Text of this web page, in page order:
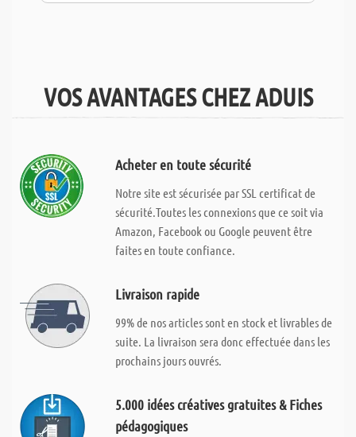
VOS AVANTAGES CHEZ ADUIS
Acheter en toute sécurité
Notre site est sécurisée par SSL certificat de
sécurité.Toutes les connexions que ce soit via
Amazon, Facebook ou Google peuvent être
faites en toute confiance.
Livraison rapide
99% de nos articles sont en stock et livrables de
suite. La livraison sera donc effectuée dans les
prochains jours ouvrés.
5.000 idées créatives gratuites & Fiches
pédagogiques